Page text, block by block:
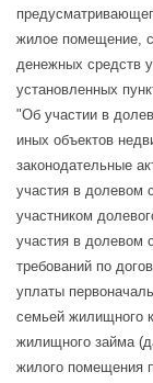
жилое помещение,
денежных средств
установленных
"Об участии в
иных объектов
законодательные
участия в долевом
участником
участия в долевом
требований по
уплаты
семьей жилищного
жилищного займа
жилого помещения